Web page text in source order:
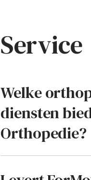
Service
Welke
diensten
Orthopedie?